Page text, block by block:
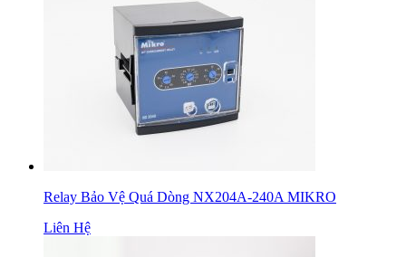
Relay Bảo Vệ Quá Dòng NX204A-240A MIKRO
Liên Hệ